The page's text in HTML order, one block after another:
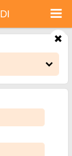
adicionales gratis, precios más